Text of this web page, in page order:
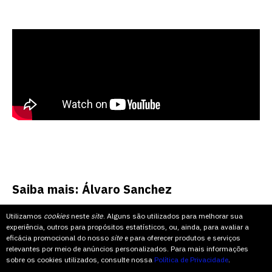
Utilizamos cookiesneste site. Alguns são utilizados para melhorar sua
experiência, outros para propósitos estatísticos, ou, ainda, para avaliar a
eficácia promocional do nosso site e para oferecer produtos e serviços
relevantes por meio de anúncios personalizados. Para mais informações
sobre os cookies utilizados, consulte nossa Política de Privacidade.
Saiba mais: Álvaro Sanchez
Sanchez é
Fundação